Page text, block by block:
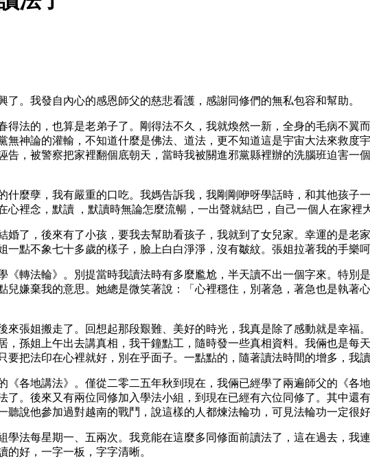
了。我發自內心的感恩師父的慈悲看護，感謝同修們的無私包容和幫助。
得法的，也算是老弟子了。剛得法不久，我就煥然一新，全身的毛病不
無神論的灌輸，不知道什麼是佛法、道法，更不知道這是宇宙大法來救度
告，被警察把家裡翻個底朝天，當時我被關進邪黨縣裡辦的洗腦班迫害
什麼孽，我有嚴重的口吃。我媽告訴我，我剛剛咿呀學話時，和其他孩
心裡念，默讀 ，默讀時無論怎麼流暢，一出聲就結巴，自己一個人在家裡
婚了，後來有了小孩，要我去幫助看孩子，我就到了女兒家。幸運的是
一點不象七十多歲的樣子，臉上白白淨淨，沒有皺紋。張姐拉著我的手樂
《轉法輪》。別提當時我讀法時有多麼尷尬，半天讀不出一個字來。特
兒嫌棄我的意思。她總是微笑著說：「心裡穩住，別著急，著急也是執著
來張姐搬走了。回想起那段艱難、美好的時光，我真是除了感動就是幸
，孫姐上午出去講真相，我干鐘點工，隨時發一些真相資料。我倆也是
要把法印在心裡就好，別在乎面子。一點點的，隨著讀法時間的增多，我
《各地講法》。僅從二零二五年秋到現在，我倆已經學了兩遍師父的《各
了。後來又有兩位同修加入學法小組，到現在已經有六位同修了。其中還
聽說他參加過對越南的戰鬥，說這樣的人都煉法輪功，可見法輪功一定很好
學法每星期一、五兩次。我竟能在這麼多同修面前讀法了，這在過去，
的好，一字一板，字字清晰。